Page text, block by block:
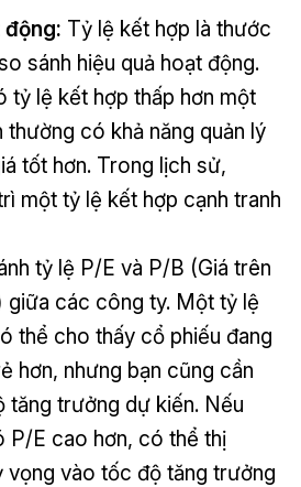
Tỷ lệ kết hợp là thước
sánh hiệu quả hoạt động.
tỷ lệ kết hợp thấp hơn một
thường có khả năng quản lý
tốt hơn. Trong lịch sử,
một tỷ lệ kết hợp cạnh tranh
tỷ lệ P/E và P/B (Giá trên
giữa các công ty. Một tỷ lệ
thể cho thấy cổ phiếu đang
hơn, nhưng bạn cũng cần
tăng trưởng dự kiến. Nếu
P/E cao hơn, có thể thị
vọng vào tốc độ tăng trưởng